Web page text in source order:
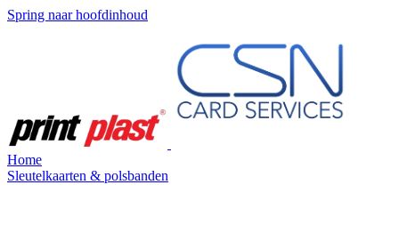
Spring naar hoofdinhoud
Home
Sleutelkaarten & polsbanden